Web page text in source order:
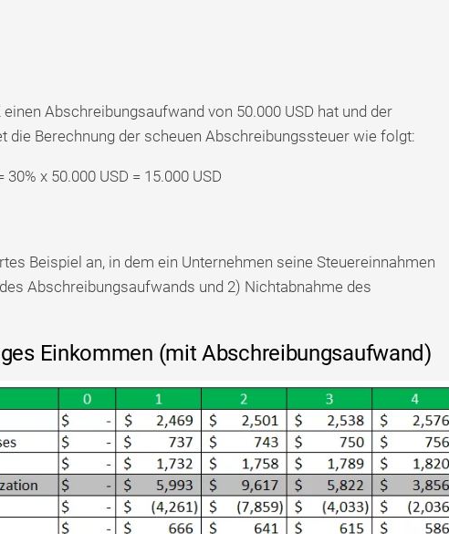
Abschreibungsaufwand von 50.000 USD hat und der
die Berechnung der scheuen Abschreibungssteuer wie folgt:
x 50.000 USD = 15.000 USD
Beispiel an, in dem ein Unternehmen seine Steuereinnahmen
Abschreibungsaufwands und 2) Nichtabnahme des
Einkommen (mit Abschreibungsaufwand)